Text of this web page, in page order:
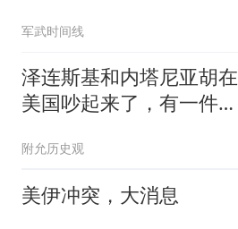
可能要挨打了
军武时间线
泽连斯基和内塔尼亚胡在
美国吵起来了，有一件事
附允历史观
美伊冲突，大消息